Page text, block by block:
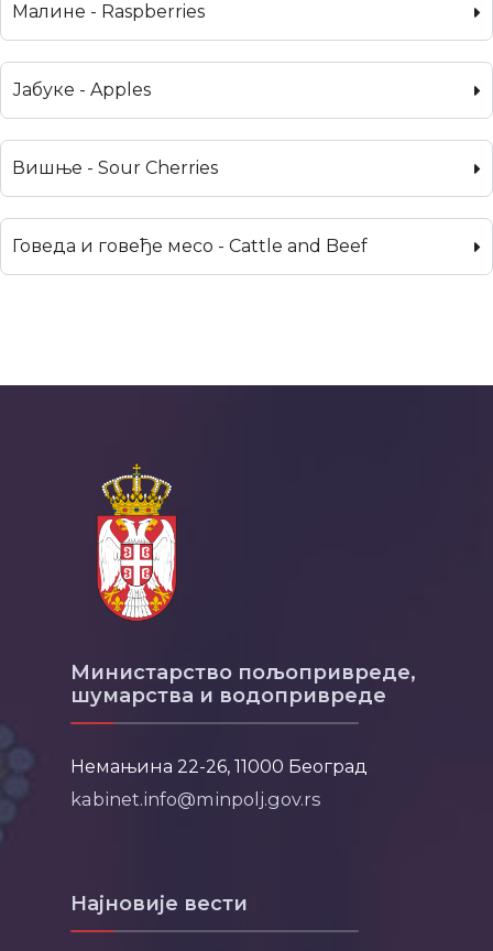
Малине - Raspberries
Јабуке - Apples
Вишње - Sour Cherries
Говеда и говеђе месо - Cattle and Beef
Министарство пољопривреде,
шумарства и водопривреде
Немањина 22-26, 11000 Београд
kabinet.info@minpolj.gov.rs
Најновије вести